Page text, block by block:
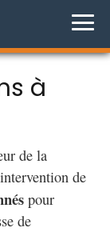
à
de la
de
pour
de